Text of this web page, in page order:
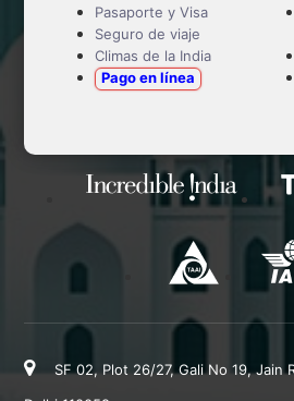
Pasaporte y Visa
Seguro de viaje
Climas de la India
Pago en línea
SF 02, Plot 26/27, Gali No 19, Jain